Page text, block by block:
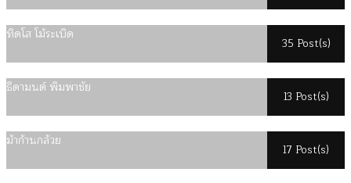
ทิดโส โม้ระเบิด
35 Post(s)
ธิดามนต์ พิมพาชัย
13 Post(s)
ม้าก้านกล้วย
17 Post(s)